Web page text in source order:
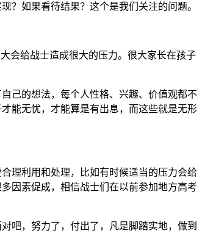
？如果看待结果？这个是我们关注的问题。
会给战士造成很大的压力。很大家长在孩子
己的想法，每个人性格、兴趣、价值观都不
能无忧，才能算是有出息，而这些就是无形
理利用和处理，比如有时候适当的压力会给
因素促成，相信战士们在以前参加地方高考
吧，努力了，付出了，凡是脚踏实地，做到